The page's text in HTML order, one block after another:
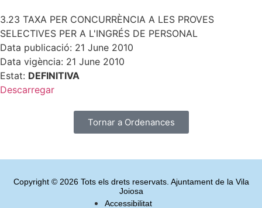
3.23 TAXA PER CONCURRÈNCIA A LES PROVES
SELECTIVES PER A L'INGRÉS DE PERSONAL
Data publicació: 21 June 2010
Data vigència: 21 June 2010
Estat: DEFINITIVA
Descarregar
Tornar a Ordenances
Copyright © 2026 Tots els drets reservats. Ajuntament de la Vila
Joiosa
Accessibilitat